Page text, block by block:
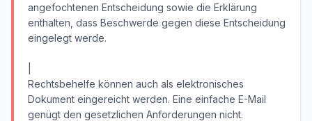
angefochtenen Entscheidung sowie die Erklärung
enthalten, dass Beschwerde gegen diese Entscheidung
eingelegt werde.
Rechtsbehelfe können auch als elektronisches
Dokument eingereicht werden. Eine einfache E-Mail
genügt den gesetzlichen Anforderungen nicht.